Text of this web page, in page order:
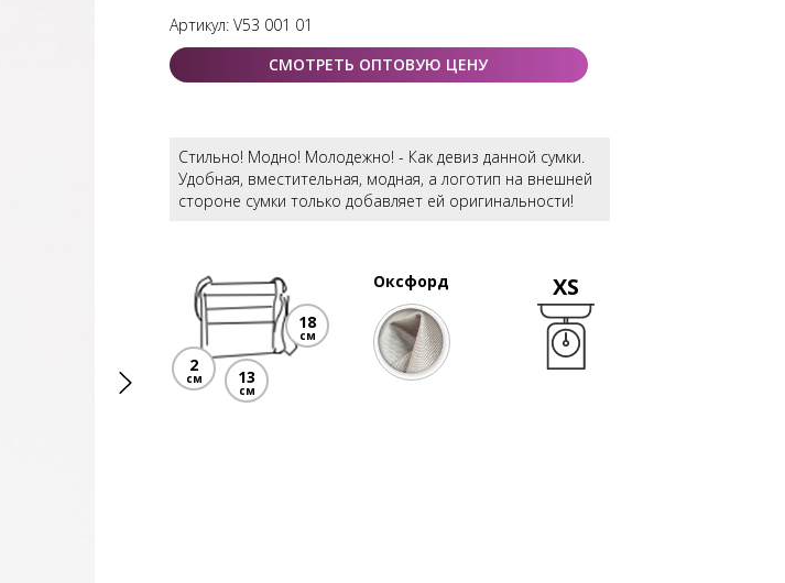
Артикул: V53 001 01
СМОТРЕТЬ ОПТОВУЮ ЦЕНУ
Стильно! Модно! Молодежно! - Как девиз данной сумки.
Удобная, вместительная, модная, а логотип на внешней
стороне сумки только добавляет ей оригинальности!
2
см
18
см
13
см
Оксфорд XS